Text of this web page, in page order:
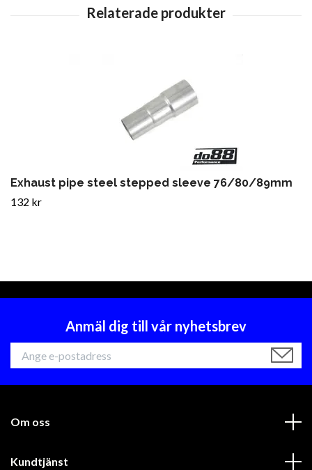
Exhaust pipe steel stepped sleeve 76/80/89mm
132 kr
Anmäl dig till vår nyhetsbrev
Om oss
Kundtjänst